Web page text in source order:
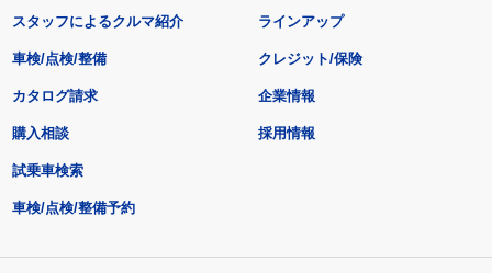
スタッフによるクルマ紹介 ラインアップ
車検/点検/整備 クレジット/保険
カタログ請求
購入相談
試乗車検索
車検/点検/整備予約
企業情報
採用情報